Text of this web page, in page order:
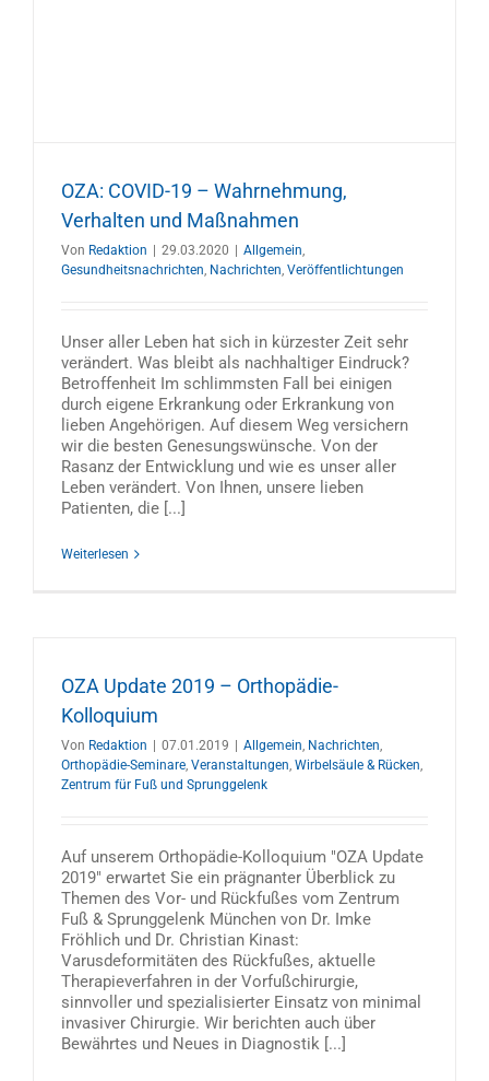
OZA: COVID-19 – Wahrnehmung,
Verhalten und Maßnahmen
Von Redaktion 29.03.2020 Allgemein,
Gesundheitsnachrichten, Nachrichten, Veröffentlichtungen
Unser aller Leben hat sich in kürzester Zeit sehr
verändert. Was bleibt als nachhaltiger Eindruck?
Betroffenheit Im schlimmsten Fall bei einigen
durch eigene Erkrankung oder Erkrankung von
lieben Angehörigen. Auf diesem Weg versichern
wir die besten Genesungswünsche. Von der
Rasanz der Entwicklung und wie es unser aller
Leben verändert. Von Ihnen, unsere lieben
Patienten, die [...]
Weiterlesen
OZA Update 2019 – Orthopädie-
Kolloquium
Von Redaktion 07.01.2019 Allgemein, Nachrichten,
Orthopädie-Seminare, Veranstaltungen, Wirbelsäule & Rücken,
Zentrum für Fuß und Sprunggelenk
Auf unserem Orthopädie-Kolloquium "OZA Update
2019" erwartet Sie ein prägnanter Überblick zu
Themen des Vor- und Rückfußes vom Zentrum
Fuß & Sprunggelenk München von Dr. Imke
Fröhlich und Dr. Christian Kinast:
Varusdeformitäten des Rückfußes, aktuelle
Therapieverfahren in der Vorfußchirurgie,
sinnvoller und spezialisierter Einsatz von minimal
invasiver Chirurgie. Wir berichten auch über
Bewährtes und Neues in Diagnostik [...]